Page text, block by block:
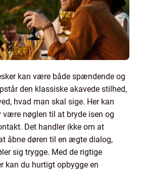
kan være både spændende og
den klassiske akavede stilhed,
hvad man skal sige. Her kan
være nøglen til at bryde isen og
Det handler ikke om at
åbne døren til en ægte dialog,
sig trygge. Med de rigtige
kan du hurtigt opbygge en